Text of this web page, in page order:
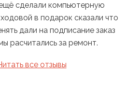
сделали компьютерную
в подарок сказали что
дали на подписание заказ
расчитались за ремонт.
все отзывы